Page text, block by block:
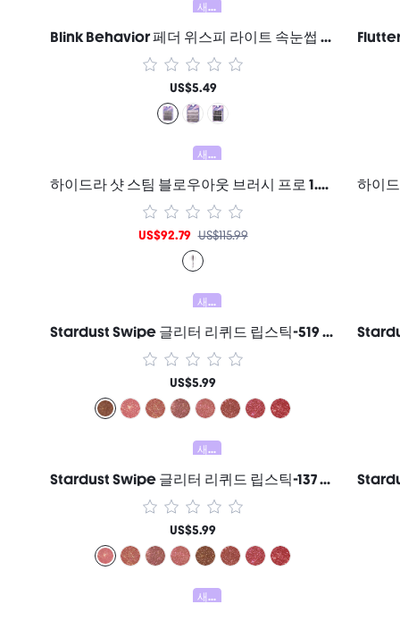
새로움
Blink Behavior 페더 위스피 라이트 속눈썹 클러스터 여성과 소녀를 위한 브랜드 뷰티 코스메틱 메이크업
US$5.49
새로움
하이드라 샷 스팀 블로우아웃 브러시 프로 1.5인치/38mm, 화상 방지 나노 스팀, 9단계 온도 조절 및 3단계 스팀 강도 조절, 빠른 가열 및 모발 손상 최소화, 곱슬거림 방지 및 오래 지속되는 스타일링, 모든 모발 타입에 적합한 범용 전압 선물 분홍색 조립 해변 축제 헤어 케어 Y2K 휴가 여름 헤어 액세서리 개학 집
US$92.79 US$115.99
새로움
Stardust Swipe 글리터 리퀴드 립스틱-519 Mocha Meteor 립글로스 즉각적인 글리터 광채 지속력 매트 마무리 묻어남 방지 번짐 방지 여성과 소녀를 위한 브랜드 뷰티 코스메틱 메이크업
US$5.99
새로움
Stardust Swipe 글리터 리퀴드 립스틱-137 Cosmic Pink 립글로스 즉각적인 글리터 광채 지속력 매트 마무리 묻어남 방지 번짐 방지 여성과 소녀를 위한 브랜드 뷰티 코스메틱 메이크업
US$5.99
새로움